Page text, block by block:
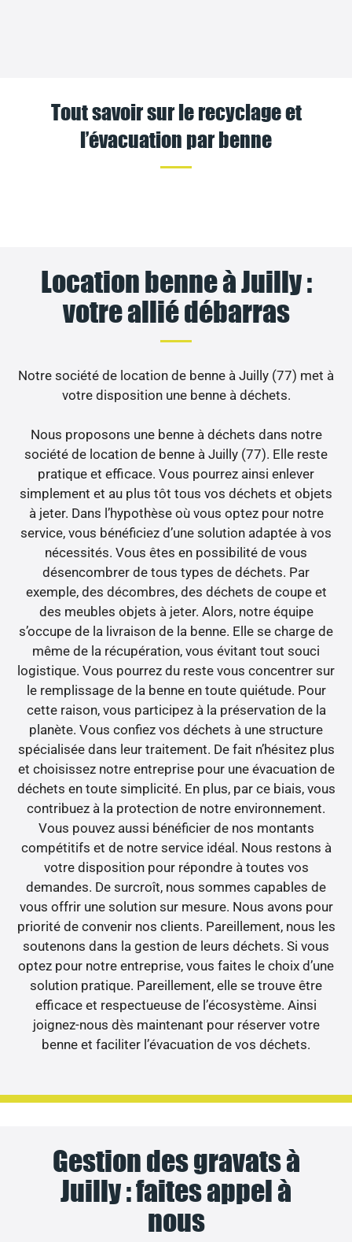
Tout savoir sur le recyclage et
l’évacuation par benne
Location benne à Juilly :
votre allié débarras
Notre société de location de benne à Juilly (77) met à
votre disposition une benne à déchets.
Nous proposons une benne à déchets dans notre
société de location de benne à Juilly (77). Elle reste
pratique et efficace. Vous pourrez ainsi enlever
simplement et au plus tôt tous vos déchets et objets
à jeter. Dans l’hypothèse où vous optez pour notre
service, vous bénéficiez d’une solution adaptée à vos
nécessités. Vous êtes en possibilité de vous
désencombrer de tous types de déchets. Par
exemple, des décombres, des déchets de coupe et
des meubles objets à jeter. Alors, notre équipe
s’occupe de la livraison de la benne. Elle se charge de
même de la récupération, vous évitant tout souci
logistique. Vous pourrez du reste vous concentrer sur
le remplissage de la benne en toute quiétude. Pour
cette raison, vous participez à la préservation de la
planète. Vous confiez vos déchets à une structure
spécialisée dans leur traitement. De fait n’hésitez plus
et choisissez notre entreprise pour une évacuation de
déchets en toute simplicité. En plus, par ce biais, vous
contribuez à la protection de notre environnement.
Vous pouvez aussi bénéficier de nos montants
compétitifs et de notre service idéal. Nous restons à
votre disposition pour répondre à toutes vos
demandes. De surcroît, nous sommes capables de
vous offrir une solution sur mesure. Nous avons pour
priorité de convenir nos clients. Pareillement, nous les
soutenons dans la gestion de leurs déchets. Si vous
optez pour notre entreprise, vous faites le choix d’une
solution pratique. Pareillement, elle se trouve être
efficace et respectueuse de l’écosystème. Ainsi
joignez-nous dès maintenant pour réserver votre
benne et faciliter l’évacuation de vos déchets.
Gestion des gravats à
Juilly : faites appel à
nous